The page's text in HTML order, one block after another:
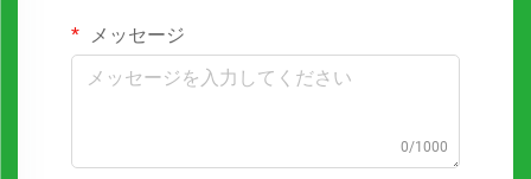
メッセージ
0/1000